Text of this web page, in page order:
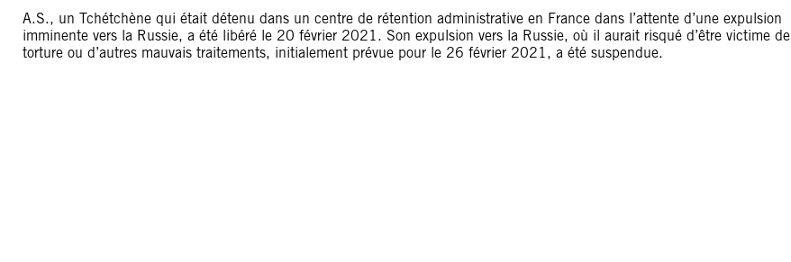
A.S., un Tchétchène qui était détenu dans un centre de rétention administrative en France dans l’attente d’une expulsion
imminente vers la Russie, a été libéré le 20 février 2021. Son expulsion vers la Russie, où il aurait risqué d’être victime de
torture ou d’autres mauvais traitements, initialement prévue pour le 26 février 2021, a été suspendue.